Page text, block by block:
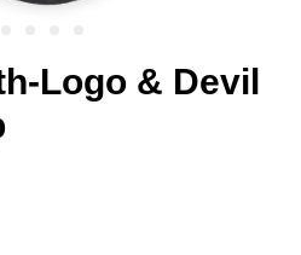
Logo & Devil